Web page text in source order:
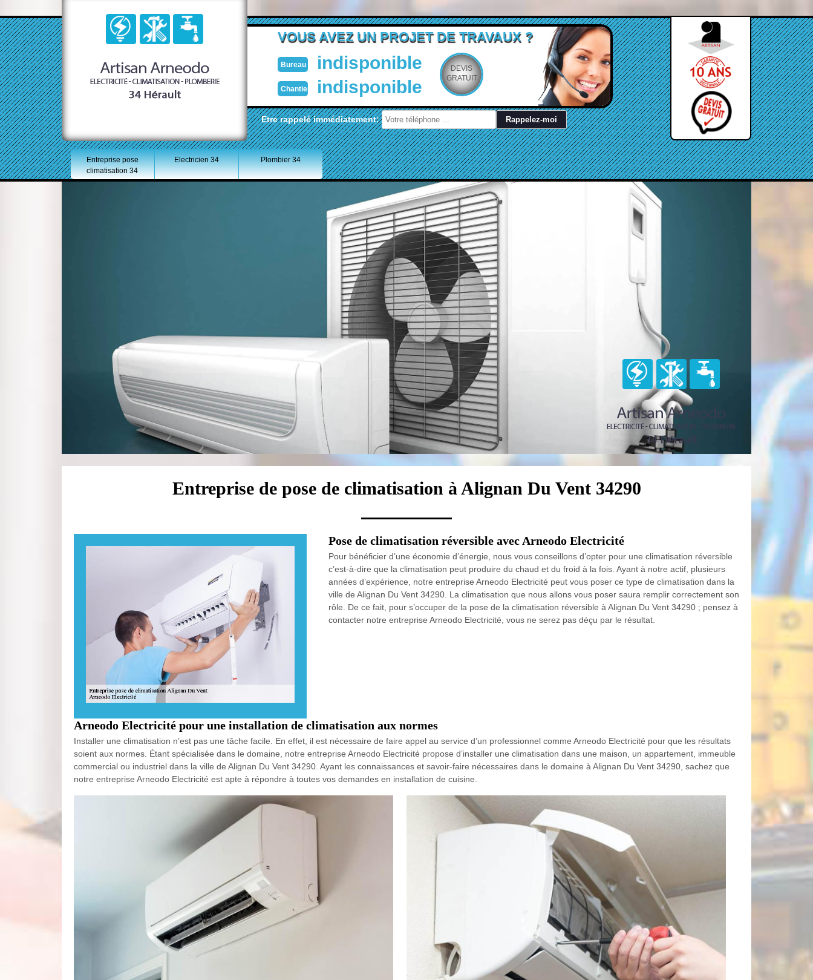
VOUS AVEZ UN PROJET DE TRAVAUX ?
Bureau indisponible
Chantier indisponible
DEVIS
GRATUIT
Etre rappelé immédiatement:
Entreprise pose
climatisation 34
Electricien 34 Plombier 34
Entreprise de pose de climatisation à Alignan Du Vent 34290
Pose de climatisation réversible avec Arneodo Electricité
Pour bénéficier d’une économie d’énergie, nous vous conseillons d’opter pour une climatisation réversible
c’est-à-dire que la climatisation peut produire du chaud et du froid à la fois. Ayant à notre actif, plusieurs
années d’expérience, notre entreprise Arneodo Electricité peut vous poser ce type de climatisation dans la
ville de Alignan Du Vent 34290. La climatisation que nous allons vous poser saura remplir correctement son
rôle. De ce fait, pour s’occuper de la pose de la climatisation réversible à Alignan Du Vent 34290 ; pensez à
contacter notre entreprise Arneodo Electricité, vous ne serez pas déçu par le résultat.
Arneodo Electricité pour une installation de climatisation aux normes
Installer une climatisation n’est pas une tâche facile. En effet, il est nécessaire de faire appel au service d’un professionnel comme Arneodo Electricité pour que les résultats
soient aux normes. Étant spécialisée dans le domaine, notre entreprise Arneodo Electricité propose d’installer une climatisation dans une maison, un appartement, immeuble
commercial ou industriel dans la ville de Alignan Du Vent 34290. Ayant les connaissances et savoir-faire nécessaires dans le domaine à Alignan Du Vent 34290, sachez que
notre entreprise Arneodo Electricité est apte à répondre à toutes vos demandes en installation de cuisine.